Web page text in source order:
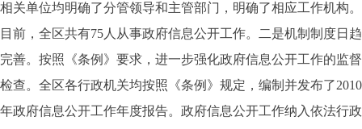
相关单位均明确了分管领导和主管部门，明确了相应工作机构。
目前，全区共有75人从事政府信息公开工作。二是机制制度日趋
完善。按照《条例》要求，进一步强化政府信息公开工作的监督
检查。全区各行政机关均按照《条例》规定，编制并发布了2010
年政府信息公开工作年度报告。政府信息公开工作纳入依法行政